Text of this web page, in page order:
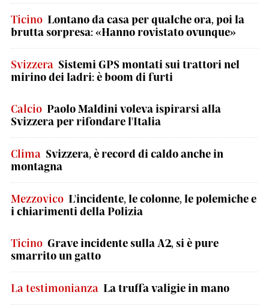
Ticino Lontano da casa per qualche ora, poi la
brutta sorpresa: «Hanno rovistato ovunque»
Svizzera Sistemi GPS montati sui trattori nel
mirino dei ladri: è boom di furti
Calcio Paolo Maldini voleva ispirarsi alla
Svizzera per rifondare l'Italia
Clima Svizzera, è record di caldo anche in
montagna
Mezzovico L'incidente, le colonne, le polemiche e
i chiarimenti della Polizia
Ticino Grave incidente sulla A2, si è pure
smarrito un gatto
La testimonianza La truffa valigie in mano